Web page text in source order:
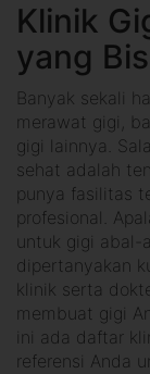
Klinik
yang
Banyak sekali
merawat gigi,
gigi lainnya.
sehat adalah
punya fasilitas
profesional.
untuk gigi abal-
dipertanyakan
klinik serta
membuat gigi
ini ada daftar
referensi Anda